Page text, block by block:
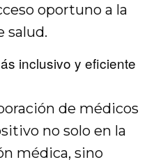
oportuno a la
salud.
inclusivo y eficiente
de médicos
no solo en la
médica, sino